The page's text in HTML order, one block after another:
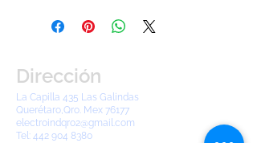
Dirección
La Capilla 435 Las Galindas
Querétaro,Qro. Mex 76177
electroindqro2@gmail.com
Tel: 442 904 8380